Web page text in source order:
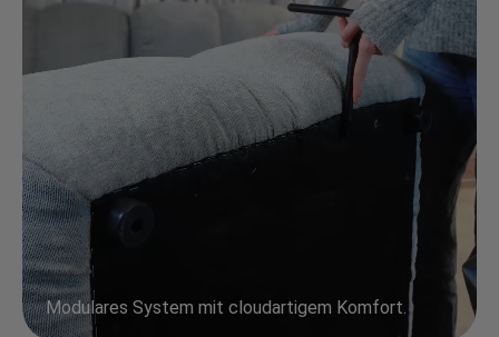
Modulares System mit cloudartigem Komfort.